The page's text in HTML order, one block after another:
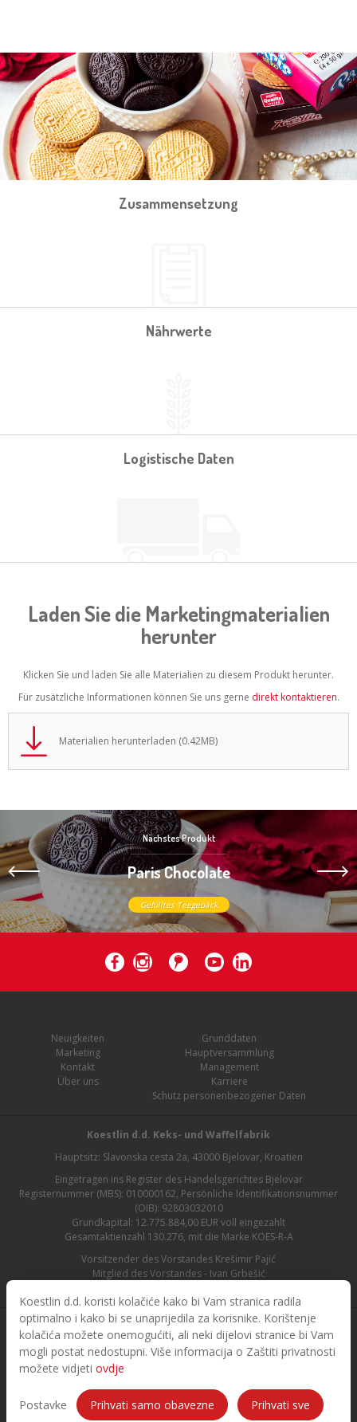
Koestlin d.d. koristi kolačiće kako bi Vam stranica radila
optimalno i kako bi se unaprijedila za korisnike. Korištenje
kolačića možete onemogućiti, ali neki dijelovi stranice bi Vam
mogli postat nedostupni. Više informacija o Zaštiti privatnosti
možete vidjeti ovdje
Postavke Prihvati samo obavezne Prihvati sve
Zusammensetzung
Nährwerte
Logistische Daten
Laden Sie die Marketingmaterialien
herunter
Klicken Sie und laden Sie alle Materialien zu diesem Produkt herunter.
Für zusätzliche Informationen können Sie uns gerne direkt kontaktieren.
Materialien herunterladen (0.42MB)
Nächstes Produkt
Paris Chocolate
Gefülltes Teegebäck
Neuigkeiten
Marketing
Kontakt
Über uns
Grunddaten
Hauptversammlung
Management
Karriere
Schutz personenbezogener Daten
Koestlin d.d. Keks- und Waffelfabrik
Hauptsitz: Slavonska cesta 2a, 43000 Bjelovar, Kroatien
Eingetragen ins Register des Handelsgerichtes Bjelovar
Registernummer (MBS): 010000162, Persönliche Identifikationsnummer
(OIB): 92803032010
Grundkapital: 12.775.884,00 EUR voll eingezahlt
Gesamtaktienzahl 130.276, mit die Marke KOES-R-A
Vorsitzender des Vorstandes Krešimir Pajić
Mitglied des Vorstandes - Ivan Grbešić
© 2026. Koestlin. Alle Rechte vorbehalten.
Designed and developed by